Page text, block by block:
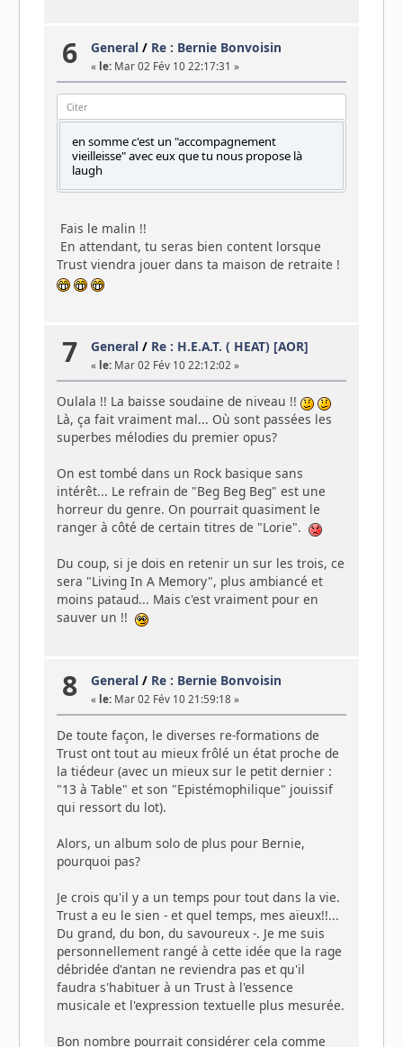
6 General / Re : Bernie Bonvoisin
« le: Mar 02 Fév 10 22:17:31 »
Citer
en somme c'est un "accompagnement
vieilleisse" avec eux que tu nous propose là
laugh
Fais le malin !!
En attendant, tu seras bien content lorsque
Trust viendra jouer dans ta maison de retraite !
7 General / Re : H.E.A.T. ( HEAT) [AOR]
« le: Mar 02 Fév 10 22:12:02 »
Oulala !! La baisse soudaine de niveau !!
Là, ça fait vraiment mal... Où sont passées les
superbes mélodies du premier opus?
On est tombé dans un Rock basique sans
intérêt... Le refrain de "Beg Beg Beg" est une
horreur du genre. On pourrait quasiment le
ranger à côté de certain titres de "Lorie".
Du coup, si je dois en retenir un sur les trois, ce
sera "Living In A Memory", plus ambiancé et
moins pataud... Mais c'est vraiment pour en
sauver un !!
8 General / Re : Bernie Bonvoisin
« le: Mar 02 Fév 10 21:59:18 »
De toute façon, le diverses re-formations de
Trust ont tout au mieux frôlé un état proche de
la tiédeur (avec un mieux sur le petit dernier :
"13 à Table" et son "Epistémophilique" jouissif
qui ressort du lot).
Alors, un album solo de plus pour Bernie,
pourquoi pas?
Je crois qu'il y a un temps pour tout dans la vie.
Trust a eu le sien - et quel temps, mes aïeux!!...
Du grand, du bon, du savoureux -. Je me suis
personnellement rangé à cette idée que la rage
débridée d'antan ne reviendra pas et qu'il
faudra s'habituer à un Trust à l'essence
musicale et l'expression textuelle plus mesurée.
Bon nombre pourrait considérer cela comme